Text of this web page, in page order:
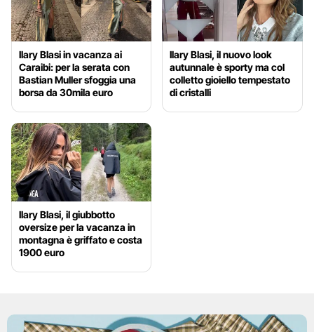
Ilary Blasi in vacanza ai
Caraibi: per la serata con
Bastian Muller sfoggia una
borsa da 30mila euro
Ilary Blasi, il nuovo look
autunnale è sporty ma col
colletto gioiello tempestato
di cristalli
Ilary Blasi, il giubbotto
oversize per la vacanza in
montagna è griffato e costa
1900 euro